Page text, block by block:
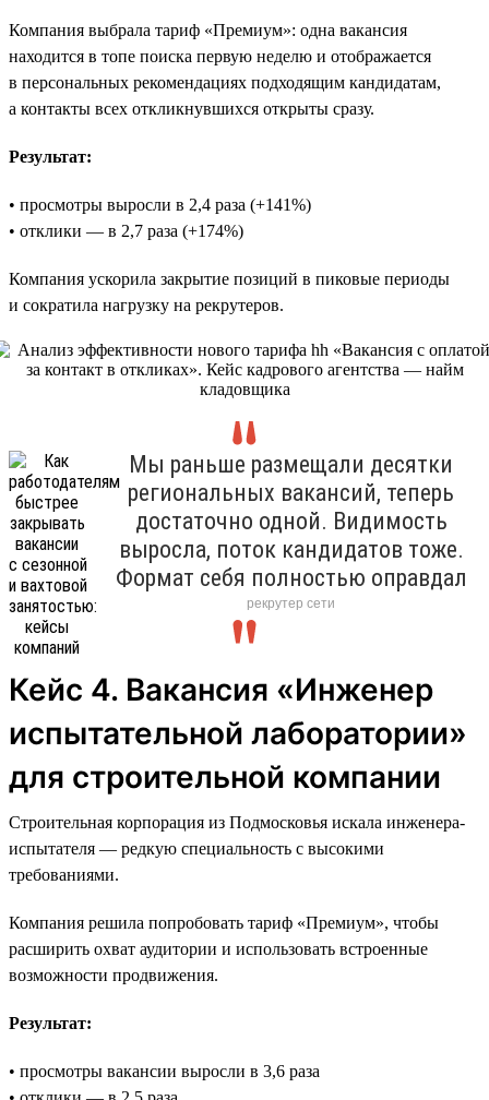
Компания выбрала тариф «Премиум»: одна вакансия
находится в топе поиска первую неделю и отображается
в персональных рекомендациях подходящим кандидатам,
а контакты всех откликнувшихся открыты сразу.
Результат:
• просмотры выросли в 2,4 раза (+141%)
• отклики — в 2,7 раза (+174%)
Компания ускорила закрытие позиций в пиковые периоды
и сократила нагрузку на рекрутеров.
Мы раньше размещали десятки
региональных вакансий, теперь
достаточно одной. Видимость
выросла, поток кандидатов тоже.
Формат себя полностью оправдал
рекрутер сети
Кейс 4. Вакансия «Инженер
испытательной лаборатории»
для строительной компании
Строительная корпорация из Подмосковья искала инженера-
испытателя — редкую специальность с высокими
требованиями.
Компания решила попробовать тариф «Премиум», чтобы
расширить охват аудитории и использовать встроенные
возможности продвижения.
Результат:
• просмотры вакансии выросли в 3,6 раза